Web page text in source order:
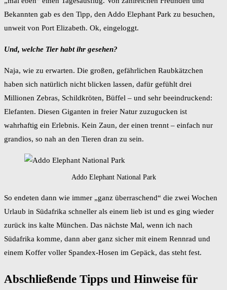
Bekannten gab es den Tipp, den Addo Elephant Park zu besuchen,
unweit von Port Elizabeth. Ok, eingeloggt.
Und, welche Tier habt ihr gesehen?
Naja, wie zu erwarten. Die großen, gefährlichen Raubkätzchen
haben sich natürlich nicht blicken lassen, dafür gefühlt drei
Millionen Zebras, Schildkröten, Büffel – und sehr beeindruckend:
Elefanten. Diesen Giganten in freier Natur zuzugucken ist
wahrhaftig ein Erlebnis. Kein Zaun, der einen trennt – einfach nur
grandios, so nah an den Tieren dran zu sein.
Addo Elephant National Park
So endeten dann wie immer „ganz überraschend“ die zwei Wochen
Urlaub in Südafrika schneller als einem lieb ist und es ging wieder
zurück ins kalte München. Das nächste Mal, wenn ich nach
Südafrika komme, dann aber ganz sicher mit einem Rennrad und
einem Koffer voller Spandex-Hosen im Gepäck, das steht fest.
Abschließende Tipps und Hinweise für